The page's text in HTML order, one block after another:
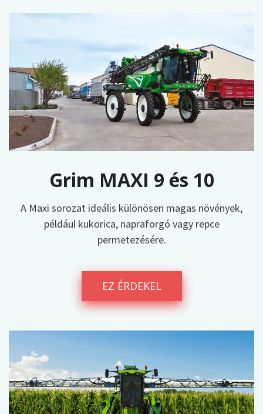
Grim MAXI 9 és 10
A Maxi sorozat ideális különösen magas növények,
például kukorica, napraforgó vagy repce
permetezésére.
EZ ÉRDEKEL